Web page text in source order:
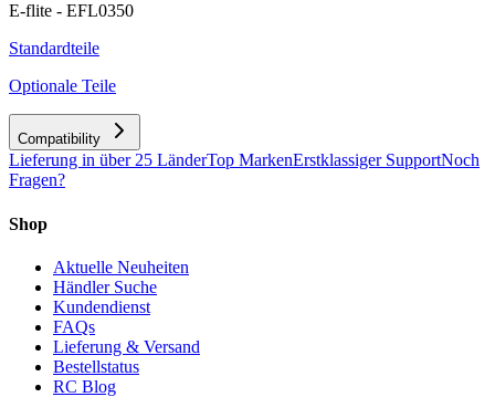
E-flite - EFL0350
Standardteile
Optionale Teile
Compatibility
Lieferung in über 25 LänderTop MarkenErstklassiger SupportNoch
Fragen?
Shop
Aktuelle Neuheiten
Händler Suche
Kundendienst
FAQs
Lieferung & Versand
Bestellstatus
RC Blog